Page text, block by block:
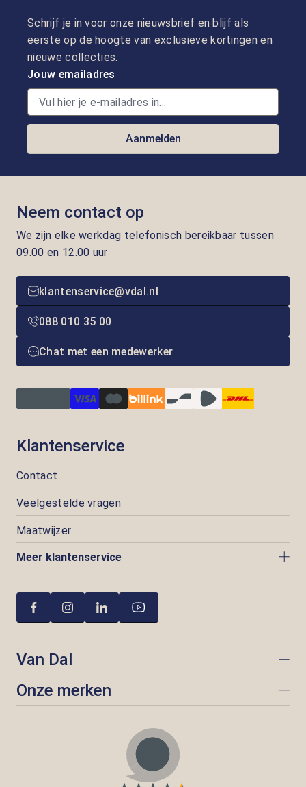
Schrijf je in voor onze nieuwsbrief en blijf als
eerste op de hoogte van exclusieve kortingen en
nieuwe collecties.
Jouw emailadres
Aanmelden
Neem contact op
We zijn elke werkdag telefonisch bereikbaar tussen
09.00 en 12.00 uur
klantenservice@vdal.nl
088 010 35 00
Chat met een medewerker
Klantenservice
Contact
Veelgestelde vragen
Maatwijzer
Meer klantenservice
Van Dal
Onze merken